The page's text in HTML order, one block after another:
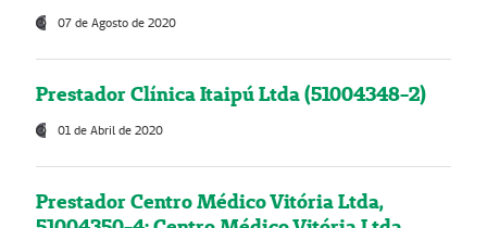
07 de Agosto de 2020
Prestador Clínica Itaipú Ltda (51004348-2)
01 de Abril de 2020
Prestador Centro Médico Vitória Ltda,